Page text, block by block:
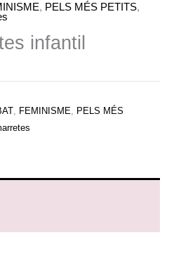
, PELS MÉS PETITS,
infantil
, FEMINISME, PELS MÉS